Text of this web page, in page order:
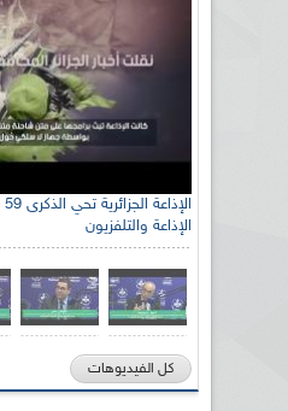
الإذاعة والتلفزيون
كل الفيديوهات